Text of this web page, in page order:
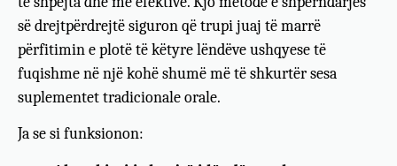
së drejtpërdrejtë siguron që trupi juaj të marrë
përfitimin e plotë të këtyre lëndëve ushqyese të
fuqishme në një kohë shumë më të shkurtër sesa
suplementet tradicionale orale.
Ja se si funksionon: